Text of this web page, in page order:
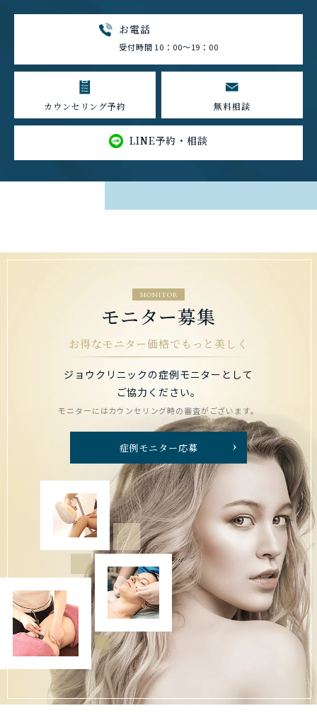
お電話
受付時間 10：00～19：00
カウンセリング予約 無料相談
LINE予約・相談
MONITOR
モニター募集
お得なモニター価格でもっと美しく
ジョウクリニックの症例モニターとして
ご協力ください。
モニターにはカウンセリング時の審査がございます。
症例モニター応募